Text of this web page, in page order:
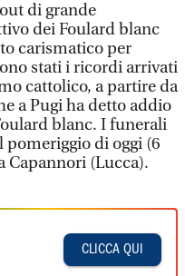
di grande
dei Foulard blanc
carismatico per
stati i ricordi arrivati
cattolico, a partire da
a Pugi ha detto addio
blanc. I funerali
pomeriggio di oggi (6
Capannori (Lucca).
CLICCA QUI